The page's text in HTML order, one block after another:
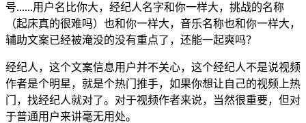
号......用户名比你大，经纪人名字和你一样大，挑战的名称
（起床真的很难吗）也和你一样大，音乐名称也和你一样大，
辅助文案已经被淹没的没有重点了，还能一起爽吗？
经纪人，这个文案信息用户并不关心，这个经纪人不是说视频
作者是个明星，就是个热门推手，如果你想让自己的视频上热
门，找经纪人就对了。对于视频作者来说，当然很重要，但对
于普通用户来讲毫无用处。